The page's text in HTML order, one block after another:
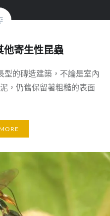
他寄生性昆蟲
型的磚造建築，不論是室內
，仍舊保留著粗糙的表面